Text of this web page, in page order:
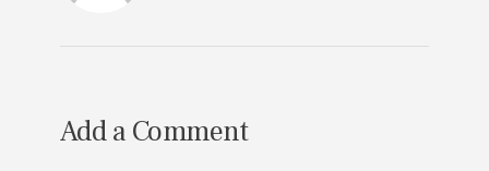
Add a Comment